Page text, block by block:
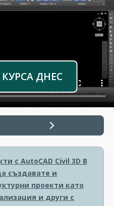
ДНЕС
с AutoCAD Civil 3D В
създавате и
проекти като
и други с